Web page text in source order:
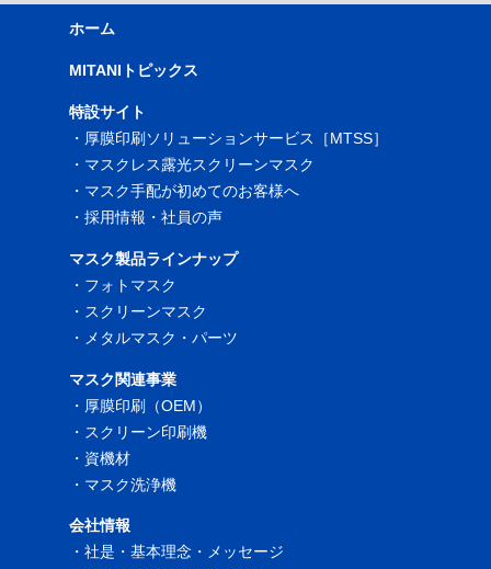
ホーム
MITANIトピックス
特設サイト
・ 厚膜印刷ソリューションサービス［MTSS］
・ マスクレス露光スクリーンマスク
・ マスク手配が初めてのお客様へ
・採用情報・社員の声
マスク製品ラインナップ
・ フォトマスク
・ スクリーンマスク
・ メタルマスク・パーツ
マスク関連事業
・ 厚膜印刷（OEM）
・ スクリーン印刷機
・ 資機材
・ マスク洗浄機
会社情報
・社是・基本理念・メッセージ